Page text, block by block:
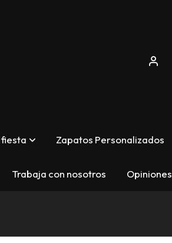
Zapatos Personalizados
Trabaja con nosotros Opiniones